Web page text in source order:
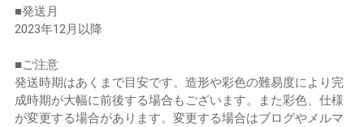
■発送月
2023年12月以降
■ご注意
発送時期はあくまで目安です。造形や彩色の難易度により完
成時期が大幅に前後する場合もございます。また彩色、仕様
が変更する場合があります。変更する場合はブログやメルマ